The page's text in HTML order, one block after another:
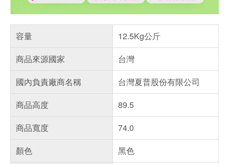
容量
12.5Kg公斤
商品來源國家
台灣
國內負責廠商名稱
台灣夏普股份有限公司
商品高度
89.5
商品寬度
74.0
顏色
黑色